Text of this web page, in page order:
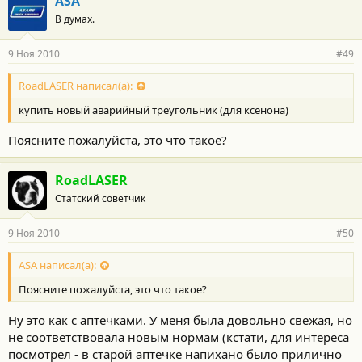
В думах.
9 Ноя 2010 #49
RoadLASER написал(а):
купить новый аварийный треугольник (для ксенона)
Поясните пожалуйста, это что такое?
RoadLASER
Статский советчик
9 Ноя 2010 #50
ASA написал(а):
Поясните пожалуйста, это что такое?
Ну это как с аптечками. У меня была довольно свежая, но
не соответствовала новым нормам (кстати, для интереса
посмотрел - в старой аптечке напихано было прилично